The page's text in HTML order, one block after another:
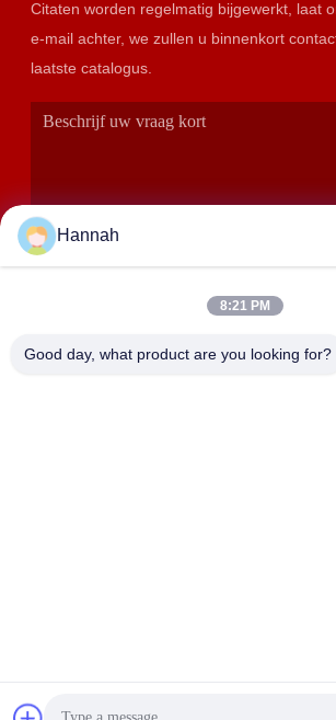
Citaten worden regelmatig bijgewerkt, laat
e-mail achter, we zullen u binnenkort
laatste catalogus.
Leverancier. Auteursrecht © 2023-
Hannah
8:21 PM
Good day, what product are you looking for?